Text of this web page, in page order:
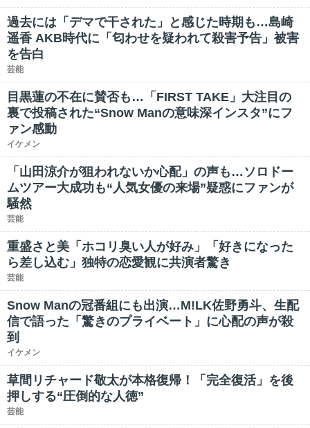
過去には「デマで干された」と感じた時期も…島崎
遥香 AKB時代に「匂わせを疑われて殺害予告」被害
を告白
芸能
目黒蓮の不在に賛否も…「FIRST TAKE」大注目の
裏で投稿された“Snow Manの意味深インスタ”にフ
ァン感動
イケメン
「山田涼介が狙われないか心配」の声も…ソロドー
ムツアー大成功も“人気女優の来場”疑惑にファンが
騒然
芸能
重盛さと美「ホコリ臭い人が好み」「好きになった
ら差し込む」独特の恋愛観に共演者驚き
芸能
Snow Manの冠番組にも出演…M!LK佐野勇斗、生配
信で語った「驚きのプライベート」に心配の声が殺
到
イケメン
草間リチャード敬太が本格復帰！「完全復活」を後
押しする“圧倒的な人徳”
芸能